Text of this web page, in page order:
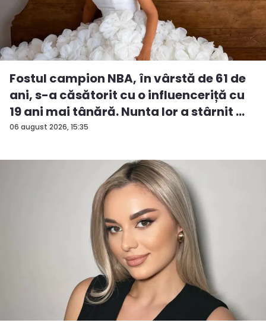
06 august 2026, 15:35
Fostul campion NBA, în vârstă de 61 de
ani, s-a căsătorit cu o influenceriță cu
19 ani mai tânără. Nunta lor a stârnit ...